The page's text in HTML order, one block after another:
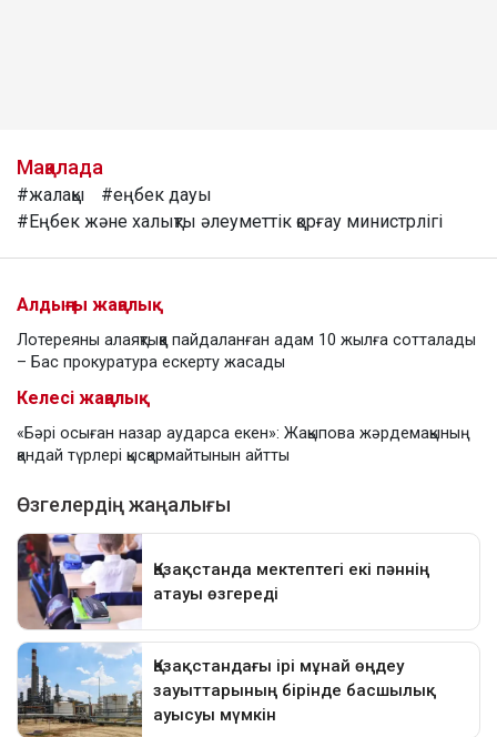
Мақалада
#жалақы
#еңбек дауы
#Еңбек және халықты әлеуметтік қорғау министрлігі
Алдыңғы жаңалық
Лотереяны алаяқтыққа пайдаланған адам 10 жылға сотталады
– Бас прокуратура ескерту жасады
Келесі жаңалық
«Бәрі осыған назар аударса екен»: Жақыпова жәрдемақының
қандай түрлері қысқармайтынын айтты